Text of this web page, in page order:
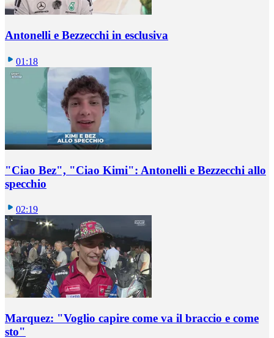
Antonelli e Bezzecchi in esclusiva
01:18
"Ciao Bez", "Ciao Kimi": Antonelli e Bezzecchi allo
specchio
02:19
Marquez: "Voglio capire come va il braccio e come
sto"